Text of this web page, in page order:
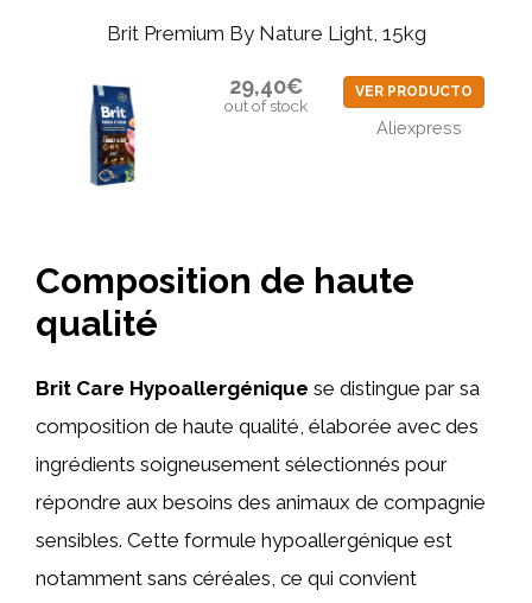
Brit Premium By Nature Light, 15kg
29,40€
out of stock
VER PRODUCTO
Aliexpress
Composition de haute
qualité
Brit Care Hypoallergénique se distingue par sa
composition de haute qualité, élaborée avec des
ingrédients soigneusement sélectionnés pour
répondre aux besoins des animaux de compagnie
sensibles. Cette formule hypoallergénique est
notamment sans céréales, ce qui convient